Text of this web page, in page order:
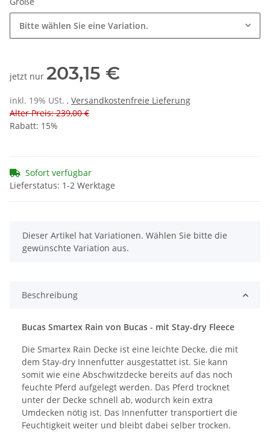
Bitte wählen Sie eine Variation.
jetzt nur 203,15 €
inkl. 19% USt. , Versandkostenfreie Lieferung
Alter Preis: 239,00 €
Rabatt: 15%
Sofort verfügbar
Lieferstatus: 1-2 Werktage
x
Dieser Artikel hat Variationen. Wählen Sie bitte die
gewünschte Variation aus.
Beschreibung
Bucas Smartex Rain von Bucas - mit Stay-dry Fleece
Die Smartex Rain Decke ist eine leichte Decke, die mit
dem Stay-dry Innenfutter ausgestattet ist. Sie kann
somit wie eine Abschwitzdecke bereits auf das noch
feuchte Pferd aufgelegt werden. Das Pferd trocknet
unter der Decke schnell ab, wodurch kein extra
Umdecken nötig ist. Das Innenfutter transportiert die
Feuchtigkeit weiter und bleibt dabei selber trocken.